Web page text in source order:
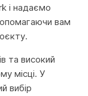
і надаємо
вам
та високий
місці. У
вибір